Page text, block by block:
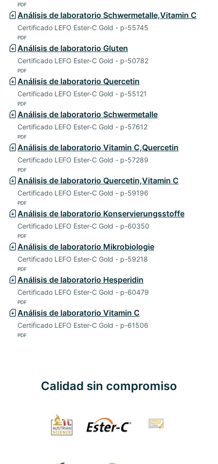
PDF
Análisis de laboratorio Schwermetalle,Vitamin C
Certificado LEFO Ester-C Gold - p-55745
PDF
Análisis de laboratorio Gluten
Certificado LEFO Ester-C Gold - p-50782
PDF
Análisis de laboratorio Quercetin
Certificado LEFO Ester-C Gold - p-55121
PDF
Análisis de laboratorio Schwermetalle
Certificado LEFO Ester-C Gold - p-57612
PDF
Análisis de laboratorio Vitamin C,Quercetin
Certificado LEFO Ester-C Gold - p-57289
PDF
Análisis de laboratorio Quercetin,Vitamin C
Certificado LEFO Ester-C Gold - p-59196
PDF
Análisis de laboratorio Konservierungsstoffe
Certificado LEFO Ester-C Gold - p-60350
PDF
Análisis de laboratorio Mikrobiologie
Certificado LEFO Ester-C Gold - p-59218
PDF
Análisis de laboratorio Hesperidin
Certificado LEFO Ester-C Gold - p-60479
PDF
Análisis de laboratorio Vitamin C
Certificado LEFO Ester-C Gold - p-61506
PDF
Calidad sin compromiso